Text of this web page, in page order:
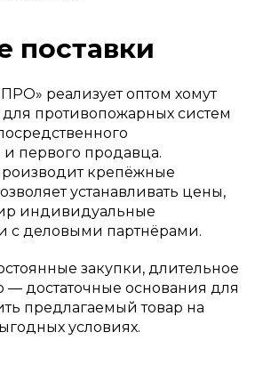
поставки
реализует оптом хомут
противопожарных систем
первого продавца.
крепёжные
устанавливать цены,
индивидуальные
с деловыми партнёрами.
закупки, длительное
— достаточные основания для
предлагаемый товар на
условиях.